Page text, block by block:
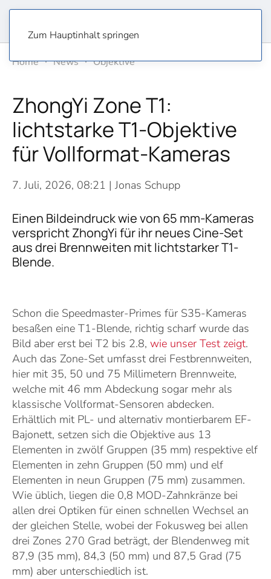
Zum Hauptinhalt springen
Home
News Objektive
ZhongYi Zone T1:
lichtstarke T1-Objektive
für Vollformat-Kameras
7. Juli, 2026, 08:21 | Jonas Schupp
Einen Bildeindruck wie von 65 mm-Kameras
verspricht ZhongYi für ihr neues Cine-Set
aus drei Brennweiten mit lichtstarker T1-
Blende.
Schon die Speedmaster-Primes für S35-Kameras
besaßen eine T1-Blende, richtig scharf wurde das
Bild aber erst bei T2 bis 2.8, wie unser Test zeigt.
Auch das Zone-Set umfasst drei Festbrennweiten,
hier mit 35, 50 und 75 Millimetern Brennweite,
welche mit 46 mm Abdeckung sogar mehr als
klassische Vollformat-Sensoren abdecken.
Erhältlich mit PL- und alternativ montierbarem EF-
Bajonett, setzen sich die Objektive aus 13
Elementen in zwölf Gruppen (35 mm) respektive elf
Elementen in zehn Gruppen (50 mm) und elf
Elementen in neun Gruppen (75 mm) zusammen.
Wie üblich, liegen die 0,8 MOD-Zahnkränze bei
allen drei Optiken für einen schnellen Wechsel an
der gleichen Stelle, wobei der Fokusweg bei allen
drei Zones 270 Grad beträgt, der Blendenweg mit
87,9 (35 mm), 84,3 (50 mm) und 87,5 Grad (75
mm) aber unterschiedlich ist.